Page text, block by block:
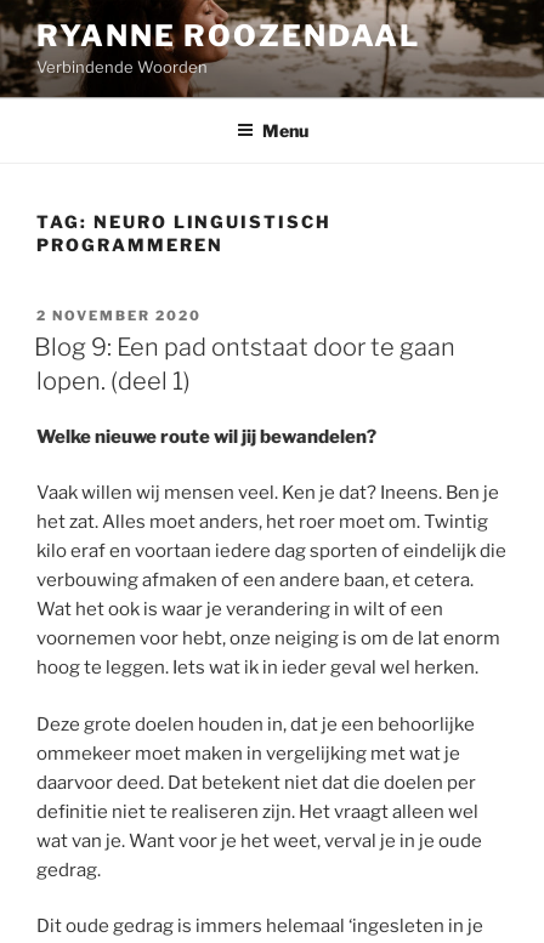
Naar
de
inhoud
springen
RYANNE ROOZENDAAL
Verbindende Woorden
Menu
TAG: NEURO LINGUISTISCH
PROGRAMMEREN
GEPLAATST
OP
2 NOVEMBER 2020
Blog 9: Een pad ontstaat door te gaan
lopen. (deel 1)
Welke nieuwe route wil jij bewandelen?
Vaak willen wij mensen veel. Ken je dat? Ineens. Ben je
het zat. Alles moet anders, het roer moet om. Twintig
kilo eraf en voortaan iedere dag sporten of eindelijk die
verbouwing afmaken of een andere baan, et cetera.
Wat het ook is waar je verandering in wilt of een
voornemen voor hebt, onze neiging is om de lat enorm
hoog te leggen. Iets wat ik in ieder geval wel herken.
Deze grote doelen houden in, dat je een behoorlijke
ommekeer moet maken in vergelijking met wat je
daarvoor deed. Dat betekent niet dat die doelen per
definitie niet te realiseren zijn. Het vraagt alleen wel
wat van je. Want voor je het weet, verval je in je oude
gedrag.
Dit oude gedrag is immers helemaal ‘ingesleten in je